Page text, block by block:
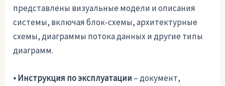
представлены визуальные модели и описания
системы, включая блок-схемы, архитектурные
схемы, диаграммы потока данных и другие типы
диаграмм.
• Инструкция по эксплуатации – документ,